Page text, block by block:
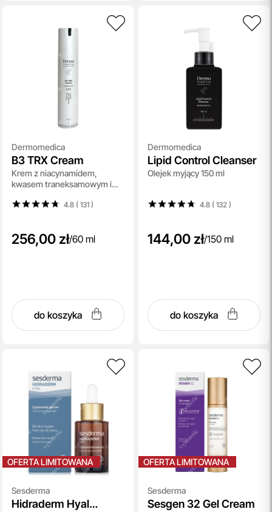
Dermomedica
B3 TRX Cream
Krem z niacynamidem,
kwasem traneksamowym i
4.8 ( 131)
256,00 zł/60 ml
do koszyka
Dermomedica
Lipid Control Cleanser
Olejek myjący 150 ml
4.8 ( 132 )
144,00 zł/150 ml
do koszyka
OFERTA LIMITOWANA
Sesderma
Hidraderm Hyal
OFERTA LIMITOWANA
Sesderma
Sesgen 32 Gel Cream